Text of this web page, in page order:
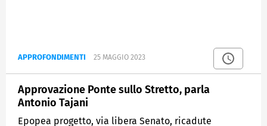
APPROFONDIMENTI 25 MAGGIO 2023
Approvazione Ponte sullo Stretto, parla
Antonio Tajani
Epopea progetto, via libera Senato, ricadute